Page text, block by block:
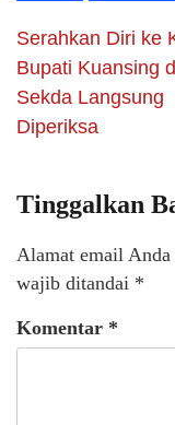
Serahkan Diri ke
Bupati Kuansing
Sekda Langsung
Diperiksa
Tinggalkan
Alamat email
wajib ditandai *
Komentar *